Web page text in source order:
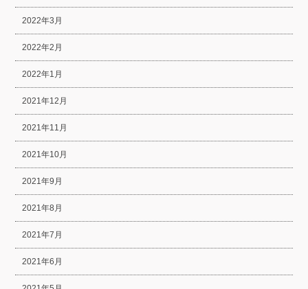
2022年3月
2022年2月
2022年1月
2021年12月
2021年11月
2021年10月
2021年9月
2021年8月
2021年7月
2021年6月